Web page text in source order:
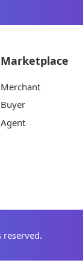
Marketplace
Merchant
Buyer
Agent